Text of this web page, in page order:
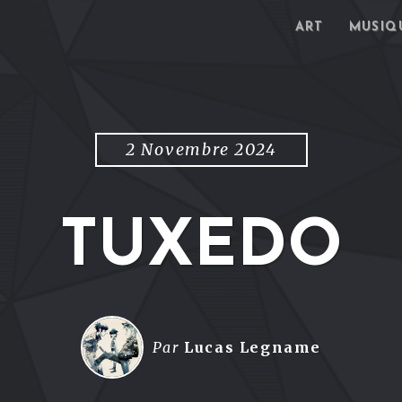
ART
2 Novembre 2024
TUXEDO
Par Lucas Legname